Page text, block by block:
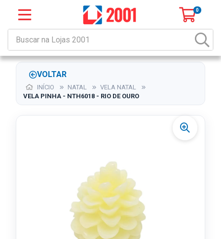
0
VOLTAR
INÍCIO NATAL
VELA NATAL
VELA PINHA - NTH6018 - RIO DE OURO